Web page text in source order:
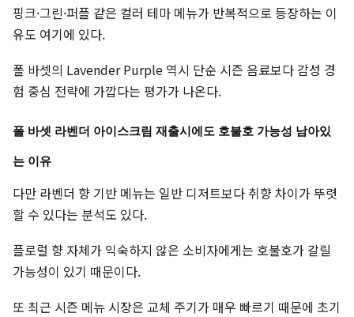
핑크·그린·퍼플 같은 컬러 테마 메뉴가 반복적으로 등장하는 이
유도 여기에 있다.
폴 바셋의 Lavender Purple 역시 단순 시즌 음료보다 감성 경
험 중심 전략에 가깝다는 평가가 나온다.
폴 바셋 라벤더 아이스크림 재출시에도 호불호 가능성 남아있
는 이유
다만 라벤더 향 기반 메뉴는 일반 디저트보다 취향 차이가 뚜렷
할 수 있다는 분석도 있다.
플로럴 향 자체가 익숙하지 않은 소비자에게는 호불호가 갈릴
가능성이 있기 때문이다.
또 최근 시즌 메뉴 시장은 교체 주기가 매우 빠르기 때문에 초기